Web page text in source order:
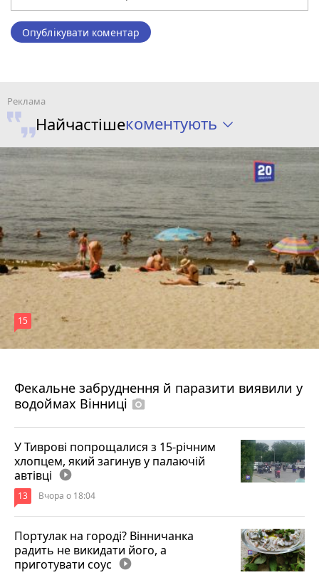
Опублікувати коментар
Найчастішекоментують
Фекальне забруднення й паразити виявили у
водоймах Вінниці photo_camera
15
У Тиврові попрощалися з 15-річним
хлопцем, який загинув у палаючій
автівці play_circle_filled
13 Вчора о 18:04
Портулак на городі? Вінничанка
радить не викидати його, а
приготувати соус play_circle_filled